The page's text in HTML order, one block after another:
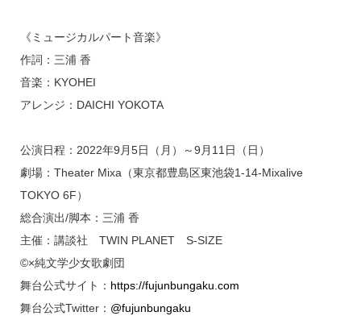
《ミュージカルパート音楽》
作詞：三浦 香
音楽：KYOHEI
アレンジ：DAICHI YOKOTA
公演日程：2022年9月5日（月）～9月11日（日）
劇場：Theater Mixa（東京都豊島区東池袋1-14-Mixalive
TOKYO 6F）
総合演出/脚本：三浦 香
主催：講談社 TWIN PLANET S-SIZE
©×純文学少女歌劇団
舞台公式サイト： https://fujunbungaku.com
舞台公式Twitter： @fujunbungaku